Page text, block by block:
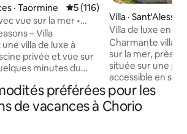
· Taormine Note moyenne de 5 sur 5,
5 (116)
vue sur la mer •
– Villa
villa de luxe à
privée et vue sur
minutes du
avec un jardin
repas extérieur et un
bord de la piscine.
Villa · Sant'Alessio
Villa de luxe en
Taormine, Sicile
Charmante villa
sur la mer, près
située sur une
accessible en
pied. La villa est
personnes. Deux chambres doubles,
chacune avec
préférées pour les
de vacances à Chorio